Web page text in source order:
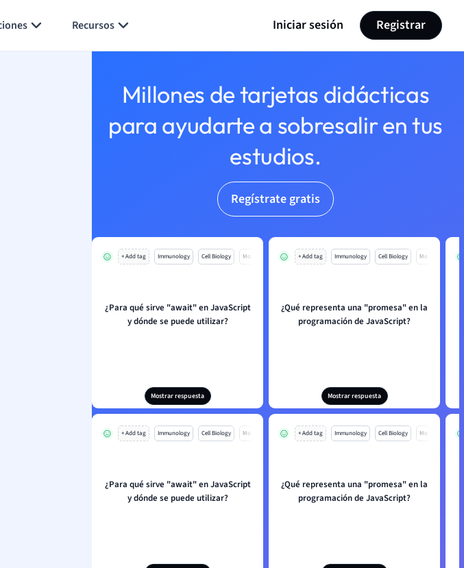
Recursos Iniciar sesión Registrar
Millones de tarjetas didácticas
para ayudarte a sobresalir en tus
estudios.
Regístrate gratis
+ Add tag Immunology Cell Biology Mo
¿Para qué sirve "await" en JavaScript
y dónde se puede utilizar?
Mostrar respuesta
+ Add tag Immunology Cell Biology Mo
¿Qué representa una "promesa" en la
programación de JavaScript?
Mostrar respuesta
+ Add tag Immunology Cell Biology Mo
¿Para qué sirve "await" en JavaScript
y dónde se puede utilizar?
+ Add tag Immunology Cell Biology Mo
¿Qué representa una "promesa" en la
programación de JavaScript?